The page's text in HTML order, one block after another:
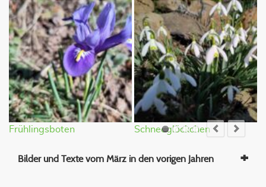
Frühlingsboten Schneeglöckchen
Bilder und Texte vom März in den vorigen Jahren